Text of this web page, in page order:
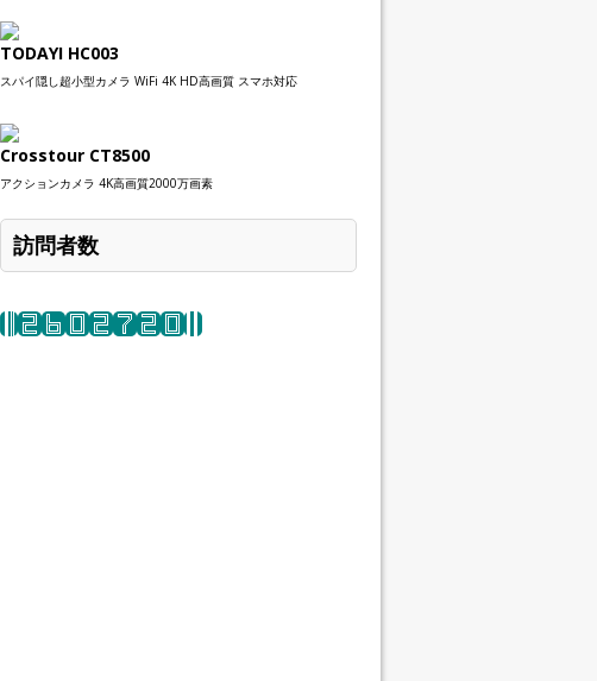
TODAYI HC003
スパイ隠し超小型カメラ WiFi 4K HD高画質 スマホ対応
Crosstour CT8500
アクションカメラ 4K高画質2000万画素
訪問者数